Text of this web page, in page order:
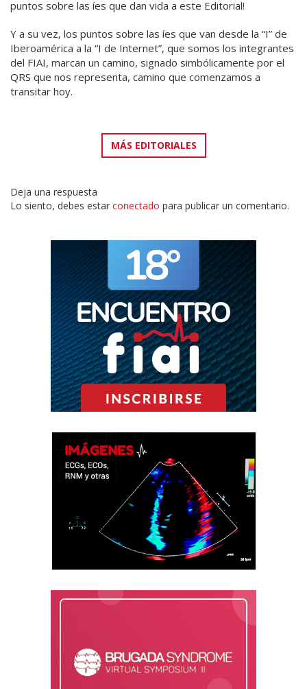
puntos sobre las íes que dan vida a este Editorial!
Y a su vez, los puntos sobre las íes que van desde la “I” de
Iberoamérica a la “I de Internet”, que somos los integrantes
del FIAI, marcan un camino, signado simbólicamente por el
QRS que nos representa, camino que comenzamos a
transitar hoy.
MÁS EDITORIALES
Deja una respuesta
Lo siento, debes estar conectado para publicar un comentario.